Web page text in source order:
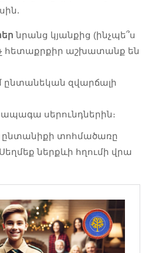
նրանց կյանքից (ինչպե՞ս
հետաքրքիր աշխատանք են
ընտանեկան զվարճալի
ապագա սերունդներին։
ընտանիքի տոհմածառը
ներքևի հղումի վրա